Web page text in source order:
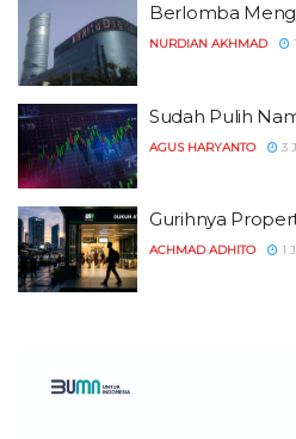
Berlomba
NURDIAN AKHMAD
Sudah Pulih
AGUS HARYANTO 3
Gurihnya
ACHMAD ADHITO 1